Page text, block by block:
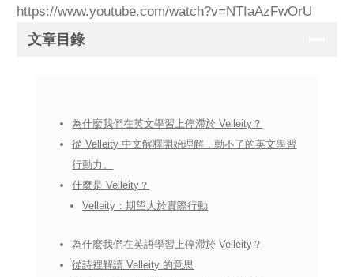
https://www.youtube.com/watch?v=NTIaAzFwOrU
文章目錄
為什麼我們在英文學習上停滯於 Velleity？
從 Velleity 中文解釋開始理解，動不了的英文學習
行動力。
什麼是 Velleity？
Velleity：期望大於實際行動
為什麼我們在英語學習上停滯於 Velleity？
從詩裡解讀 Velleity 的意思